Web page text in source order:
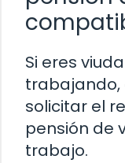
Si eres
trabajando,
solicitar el
pensión de
trabajo.